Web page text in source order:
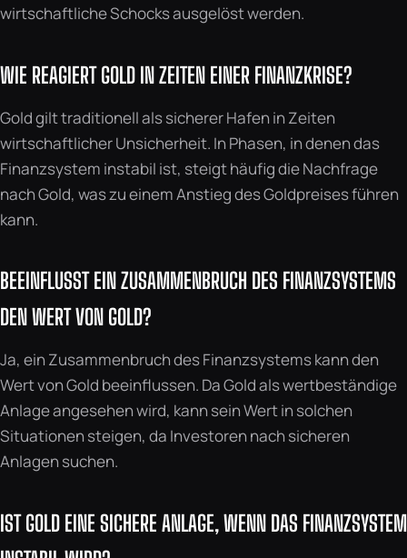
wirtschaftliche Schocks ausgelöst werden.
WIE REAGIERT GOLD IN ZEITEN EINER FINANZKRISE?
Gold gilt traditionell als sicherer Hafen in Zeiten
wirtschaftlicher Unsicherheit. In Phasen, in denen das
Finanzsystem instabil ist, steigt häufig die Nachfrage
nach Gold, was zu einem Anstieg des Goldpreises führen
kann.
BEEINFLUSST EIN ZUSAMMENBRUCH DES FINANZSYSTEMS
DEN WERT VON GOLD?
Ja, ein Zusammenbruch des Finanzsystems kann den
Wert von Gold beeinflussen. Da Gold als wertbeständige
Anlage angesehen wird, kann sein Wert in solchen
Situationen steigen, da Investoren nach sicheren
Anlagen suchen.
IST GOLD EINE SICHERE ANLAGE, WENN DAS FINANZSYSTEM